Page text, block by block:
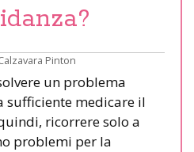
Pinton
un problema
sufficiente medicare il
ricorrere solo a
problemi per la